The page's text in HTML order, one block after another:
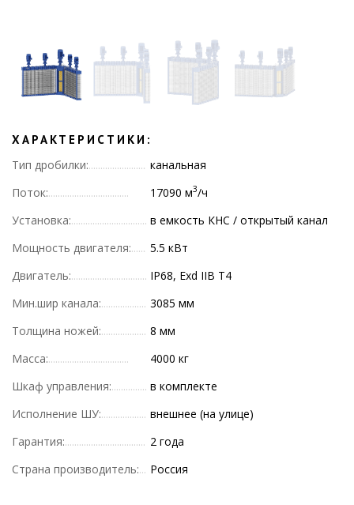
ХАРАКТЕРИСТИКИ:
Тип дробилки:
канальная
Поток:
17090 м3/ч
Установка:
в емкость КНС / открытый канал
Мощность двигателя:
5.5 кВт
Двигатель:
IP68, Exd IIB T4
Мин.шир канала:
3085 мм
Толщина ножей:
8 мм
Масса:
4000 кг
Шкаф управления:
в комплекте
Исполнение ШУ:
внешнее (на улице)
Гарантия:
2 года
Страна производитель:
Россия